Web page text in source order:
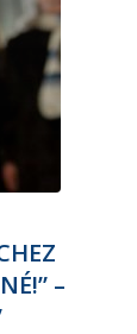
–